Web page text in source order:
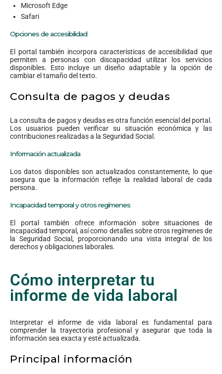
Microsoft Edge
Safari
Opciones de accesibilidad
El portal también incorpora características de accesibilidad que
permiten a personas con discapacidad utilizar los servicios
disponibles. Esto incluye un diseño adaptable y la opción de
cambiar el tamaño del texto.
Consulta de pagos y deudas
La consulta de pagos y deudas es otra función esencial del portal.
Los usuarios pueden verificar su situación económica y las
contribuciones realizadas a la Seguridad Social.
Información actualizada
Los datos disponibles son actualizados constantemente, lo que
asegura que la información refleje la realidad laboral de cada
persona.
Incapacidad temporal y otros regímenes
El portal también ofrece información sobre situaciones de
incapacidad temporal, así como detalles sobre otros regímenes de
la Seguridad Social, proporcionando una vista integral de los
derechos y obligaciones laborales.
Cómo interpretar tu
informe de vida laboral
Interpretar el informe de vida laboral es fundamental para
comprender la trayectoria profesional y asegurar que toda la
información sea exacta y esté actualizada.
Principal información